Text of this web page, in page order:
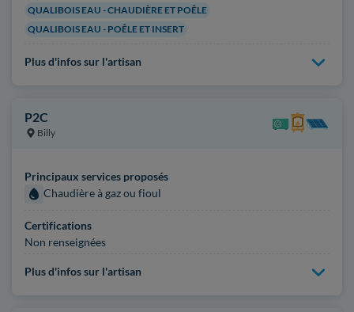
QUALIBOIS EAU - CHAUDIÈRE ET POÊLE
QUALIBOIS EAU - POÊLE ET INSERT
Plus d'infos sur l'artisan
P2C
Billy
Principaux services proposés
Chaudière à gaz ou fioul
Certifications
Non renseignées
Plus d'infos sur l'artisan